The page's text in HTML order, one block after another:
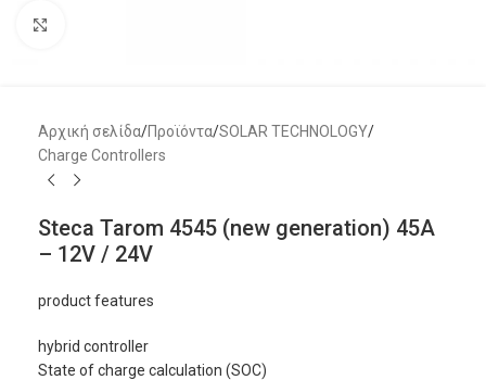
Αρχική σελίδα/Προϊόντα/SOLAR TECHNOLOGY/
Charge Controllers
Steca Tarom 4545 (new generation) 45A
– 12V / 24V
product features
hybrid controller
State of charge calculation (SOC)